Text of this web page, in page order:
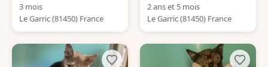
3 mois
Le Garric (81450) France
2 ans et 5 mois
Le Garric (81450) France